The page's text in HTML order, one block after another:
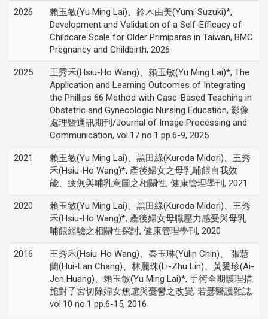
2026
賴玉敏(Yu Ming Lai)、鈴木由美(Yumi Suzuki)*,
Development and Validation of a Self-Efficacy of
Childcare Scale for Older Primiparas in Taiwan, BMC
Pregnancy and Childbirth, 2026
2025
王秀禾(Hsiu-Ho Wang)、賴玉敏(Yu Ming Lai)*, The
Application and Learning Outcomes of Integrating
the Phillips 66 Method with Case-Based Teaching in
Obstetric and Gynecologic Nursing Education, 影像
處理暨通訊期刊/Journal of Image Processing and
Communication, vol.17 no.1 pp.6-9, 2025
2021
賴玉敏(Yu Ming Lai)、黑田綠(Kuroda Midori)、王秀
禾(Hsiu-Ho Wang)*, 產後婦女之母乳哺餵自我效
能、疲憊與哺乳意圖之相關性, 健康管理學刊, 2021
2020
賴玉敏(Yu Ming Lai)、黑田綠(Kuroda Midori)、王秀
禾(Hsiu-Ho Wang)*, 產後婦女母職壓力感受與母乳
哺餵經驗之相關性探討, 健康管理學刊, 2020
2016
王秀禾(Hsiu-Ho Wang)、秦玉琳(Yulin Chin)、 張慧
蘭(Hui-Lan Chang)、林麗珠(Li-Zhu Lin)、黃愛珍(Ai-
Jen Huang)、賴玉敏(Yu Ming Lai)*, 手術全期護理措
施對子宮切除婦女焦慮與憂鬱之改變, 若瑟醫護雜誌,
vol.10 no.1 pp.6-15, 2016